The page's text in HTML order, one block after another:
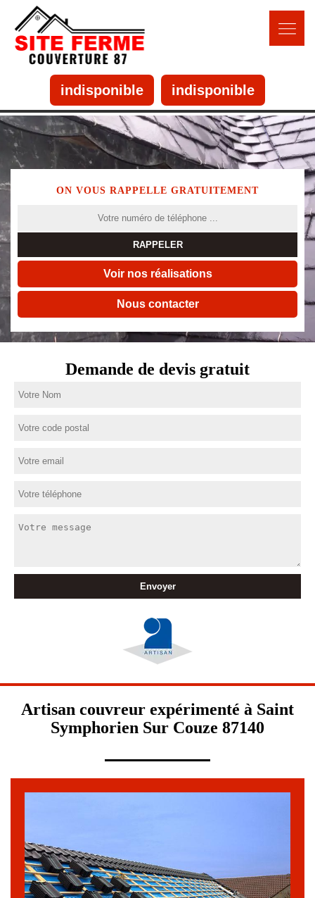
indisponible indisponible
ON VOUS RAPPELLE GRATUITEMENT
Voir nos réalisations
Nous contacter
Demande de devis gratuit
Artisan couvreur expérimenté à Saint
Symphorien Sur Couze 87140